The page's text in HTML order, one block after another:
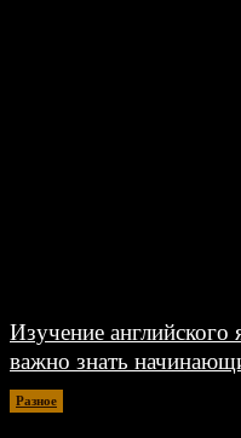
Изучение английского
важно знать
Разное